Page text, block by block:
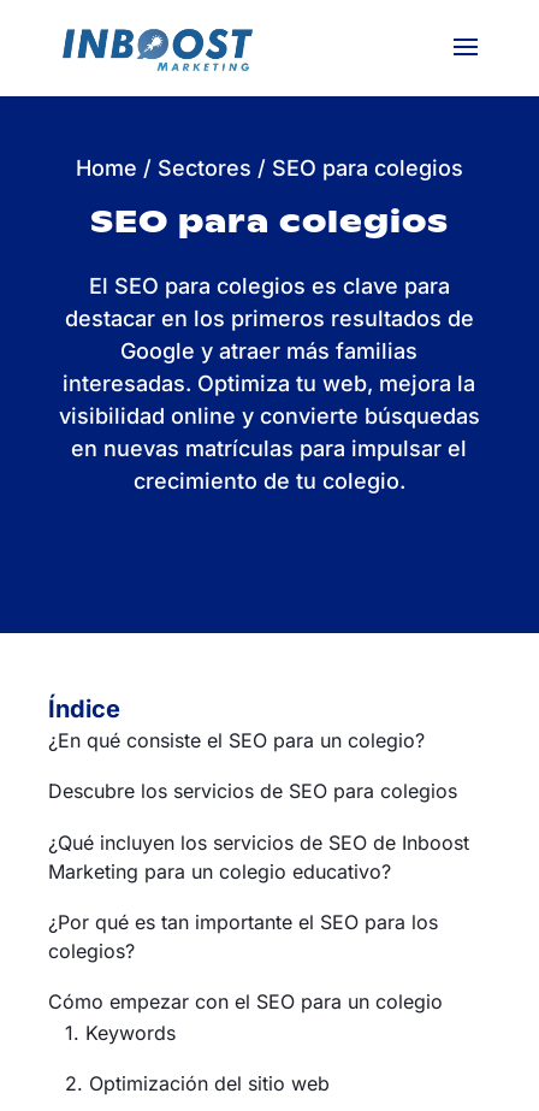
Home / Sectores / SEO para colegios
SEO para colegios
El SEO para colegios es clave para
destacar en los primeros resultados de
Google y atraer más familias
interesadas. Optimiza tu web, mejora la
visibilidad online y convierte búsquedas
en nuevas matrículas para impulsar el
crecimiento de tu colegio.
Índice
¿En qué consiste el SEO para un colegio?
Descubre los servicios de SEO para colegios
¿Qué incluyen los servicios de SEO de Inboost
Marketing para un colegio educativo?
¿Por qué es tan importante el SEO para los
colegios?
Cómo empezar con el SEO para un colegio
1. Keywords
2. Optimización del sitio web